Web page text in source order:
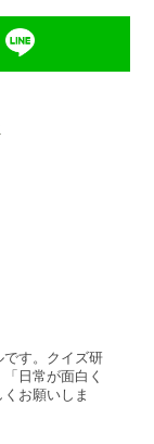
す。クイズ研
日常が面白く
お願いしま